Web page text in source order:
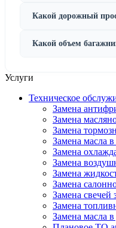
Какой дорожный
Какой объем
Услуги
Техническое
Замена
Замена
Замена
Замена масла
Замена
Замена
Замена
Замена
Замена свечей
Замена
Замена масла в